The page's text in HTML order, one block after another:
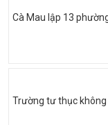
Cà Mau lập 13
Trường tư thục